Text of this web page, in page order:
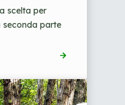
scelta per
seconda parte